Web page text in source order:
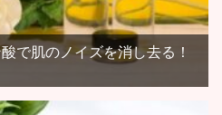
で肌のノイズを消し去る！